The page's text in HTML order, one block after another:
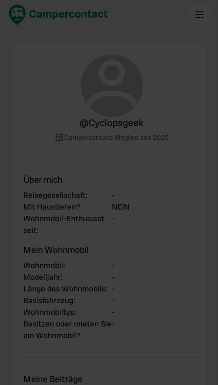
@Cyclopsgeek
Campercontact-Mitglied seit 2025
Über mich
Reisegesellschaft:
-
Mit Haustieren?
NEIN
Wohnmobil-Enthusiast
seit:
-
Mein Wohnmobil
Wohnmobil:
-
Modelljahr:
-
Länge des Wohnmobils: -
Basisfahrzeug:
-
Wohnmobiltyp:
-
Besitzen oder mieten Sie
ein Wohnmobil?
-
Meine Beiträge